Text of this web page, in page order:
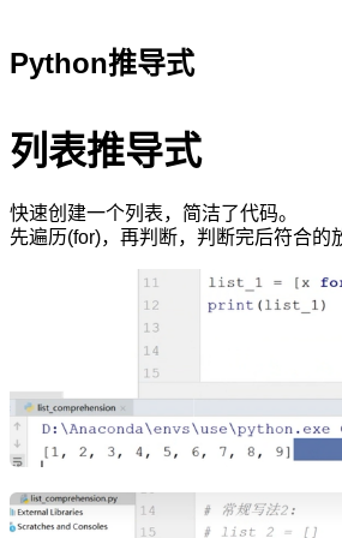
Python推导式
列表推导式
快速创建一个列表，简洁了代码。
先遍历(for)，再判断，判断完后符合的